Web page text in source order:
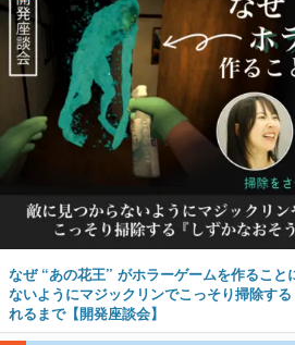
なぜ “あの花王” がホラーゲームを作ること
ないようにマジックリンでこっそり掃除す
れるまで【開発座談会】